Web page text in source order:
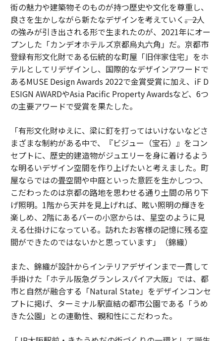
街の魅力や建築物そのものが持つ歴史や文化を尊重し、
良さを生かしながら新たなデザインを考えていく――。2人
の強みが引き出される形で生まれたのが、2021年にオー
プンした「カンデオホテルズ京都烏丸六角」だ。京都市
登録有形文化財である伝統的な町屋「旧伴家住宅」をホ
テルとしてリデザインし、国際的なデザインアワードで
あるMUSE Design Awards 2022で金賞受賞に加え、iF D
ESIGN AWARDやAsia Pacific Property Awardsなど、6つ
の主要アワードで受賞を果たした。
「有形文化財ゆえに、梁に釘を打ってはいけないなどさ
まざまな制約がある中で、『ビジュー（宝石）』をコン
セプトに、歴史的建造物がジュエリーを身に着けるよう
な明るいデザイン空間を作り上げたいと考えました。町
屋ならではの畳空間や中庭といった意匠を生かしつつ、
こだわったのは京都の路地を思わせる通り土間の吊り下
げ照明。1階から天井を見上げれば、眩い照明の輝きを
楽しめ、2階にあるバーの小窓からは、星空のように見
える仕掛けになっている。訪れたお客様の記憶に残る空
間ができたのではないかと思っています」（錦織）
また、錦織が設計からインテリアデザインまで一貫して
手掛けた「ホテル阪急グランレスパイア大阪」では、都
市と自然が融合する「Natural State」をデザインコンセ
プトに掲げ、ターミナル駅直結の都市公園である「うめ
きた公園」との連動性、親和性にこだわった。